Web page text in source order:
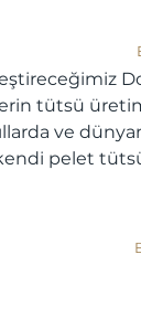
tütsü
ve
pelet